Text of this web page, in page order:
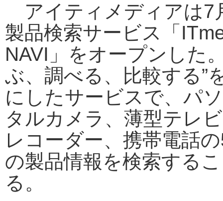
アイティメディアは7
製品検索サービス「
NAVI」をオープンした
ぶ、調べる、比較する”
にしたサービスで、パ
タルカメラ、薄型テレ
レコーダー、携帯電話
の製品情報を検索する
る。